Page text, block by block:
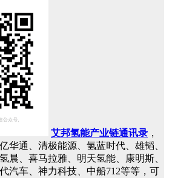
艾邦氢能产业链通讯录 ，
华通、清极能源、氢蓝时代、雄韬、
晨、喜马拉雅、明天氢能、康明斯、
汽车、神力科技、中船712等等，可